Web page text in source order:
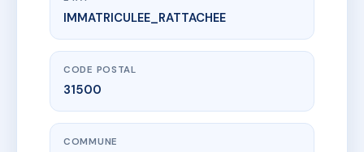
www.vme.plus/AC6664874
8,10,12 rue SOLFERINO
8 r de solferino
IMMATRICULEE_RATTACHEE
CODE POSTAL
31500
COMMUNE